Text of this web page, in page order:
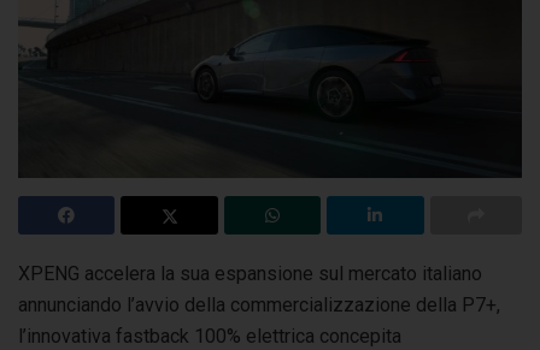
XPENG accelera la sua espansione sul mercato italiano
annunciando l’avvio della commercializzazione della P7+,
l’innovativa fastback 100% elettrica concepita